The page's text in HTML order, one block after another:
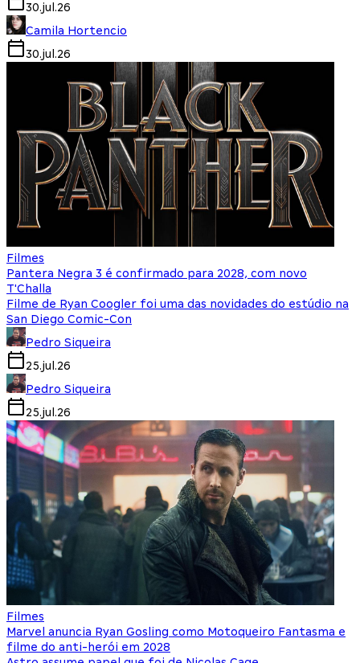
30.jul.26
Camila Hortencio
30.jul.26
Filmes
Pantera Negra 3 é confirmado para 2028, com novo
T'Challa
Filme de Ryan Coogler foi uma das novidades do estúdio na
San Diego Comic-Con
Pedro Siqueira
25.jul.26
Pedro Siqueira
25.jul.26
Filmes
Marvel anuncia Ryan Gosling como Motoqueiro Fantasma e
filme do anti-herói em 2028